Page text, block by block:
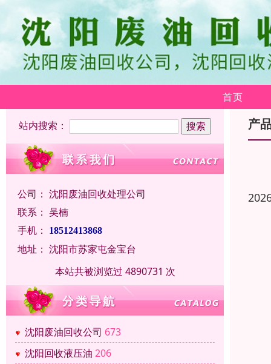
首页
站内搜索：
公司： 沈阳废油回收处理公司
联系： 吴楠
手机：
18512413868
地址： 沈阳市苏家屯金宝台
本站共被浏览过 4890731 次
沈阳废油回收公司 673
沈阳回收液压油 206
产